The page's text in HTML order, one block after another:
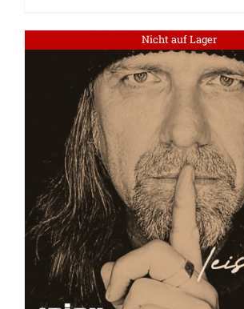
Nicht auf Lager